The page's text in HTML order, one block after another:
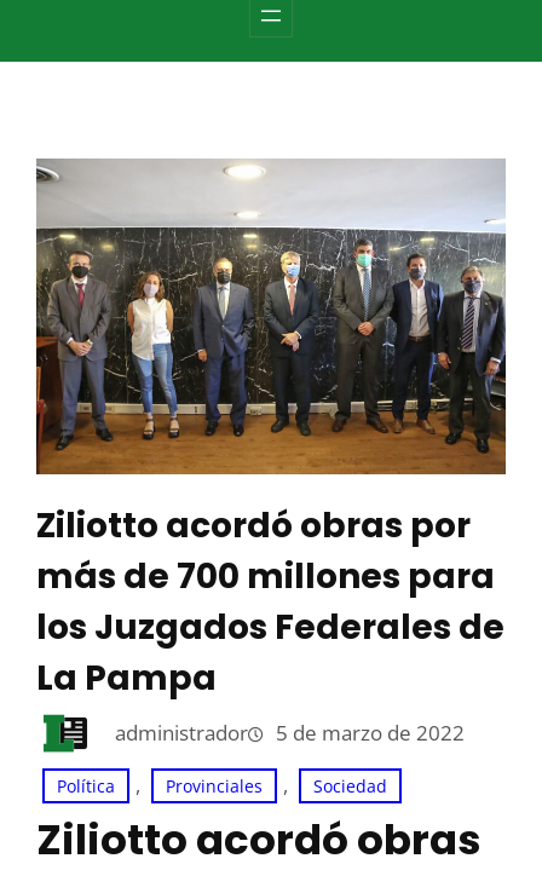
Ziliotto acordó obras por
más de 700 millones para
los Juzgados Federales de
La Pampa
administrador 5 de marzo de 2022
Política , Provinciales , Sociedad
Ziliotto acordó obras